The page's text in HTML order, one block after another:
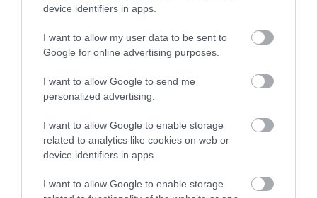
device identifiers in apps.
I want to allow my user data to be sent to
Google for online advertising purposes.
I want to allow Google to send me
personalized advertising.
I want to allow Google to enable storage
related to analytics like cookies on web or
device identifiers in apps.
I want to allow Google to enable storage
A vezércsellel világhírűvé vált Anya Taylor-
2024. ÁPRILIS 22. ● HAMU ÉS GYÉMÁNT
A Golden Globe-díjas Anya